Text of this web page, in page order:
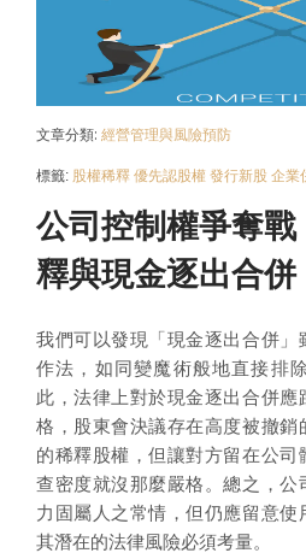
文章分類: 經營管理與風險預防
標籤: 股權稀釋 優先認股權 發行新股 企業
公司控制權爭奪
釋與現金逐出合併
我們可以發現「現金逐出合併」
作法，如同變魔術般地直接排
此，法律上對於現金逐出合併應
格，股東會決議存在高度被撤銷
的稀釋股權，但讓對方留在公司
查密度就沒那麼嚴格。總之，公
力固屬人之常情，但仍應留意
其潛在的法律風險必須考量。